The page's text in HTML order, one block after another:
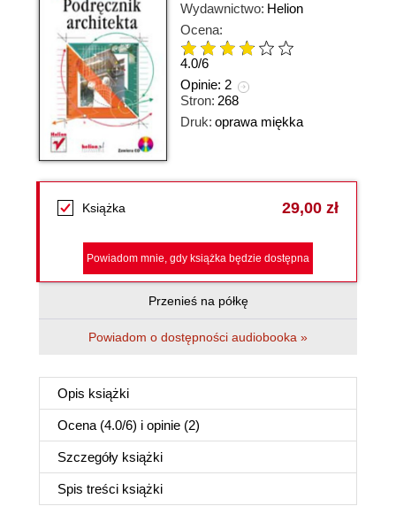
Wydawnictwo: Helion
Ocena:
4.0/6
Opinie: 2
Stron: 268
Druk: oprawa miękka
Książka 29,00 zł
Powiadom mnie, gdy książka będzie dostępna
Przenieś na półkę
Powiadom o dostępności audiobooka »
Opis książki
Ocena (4.0/6) i opinie (2)
Szczegóły książki
Spis treści książki